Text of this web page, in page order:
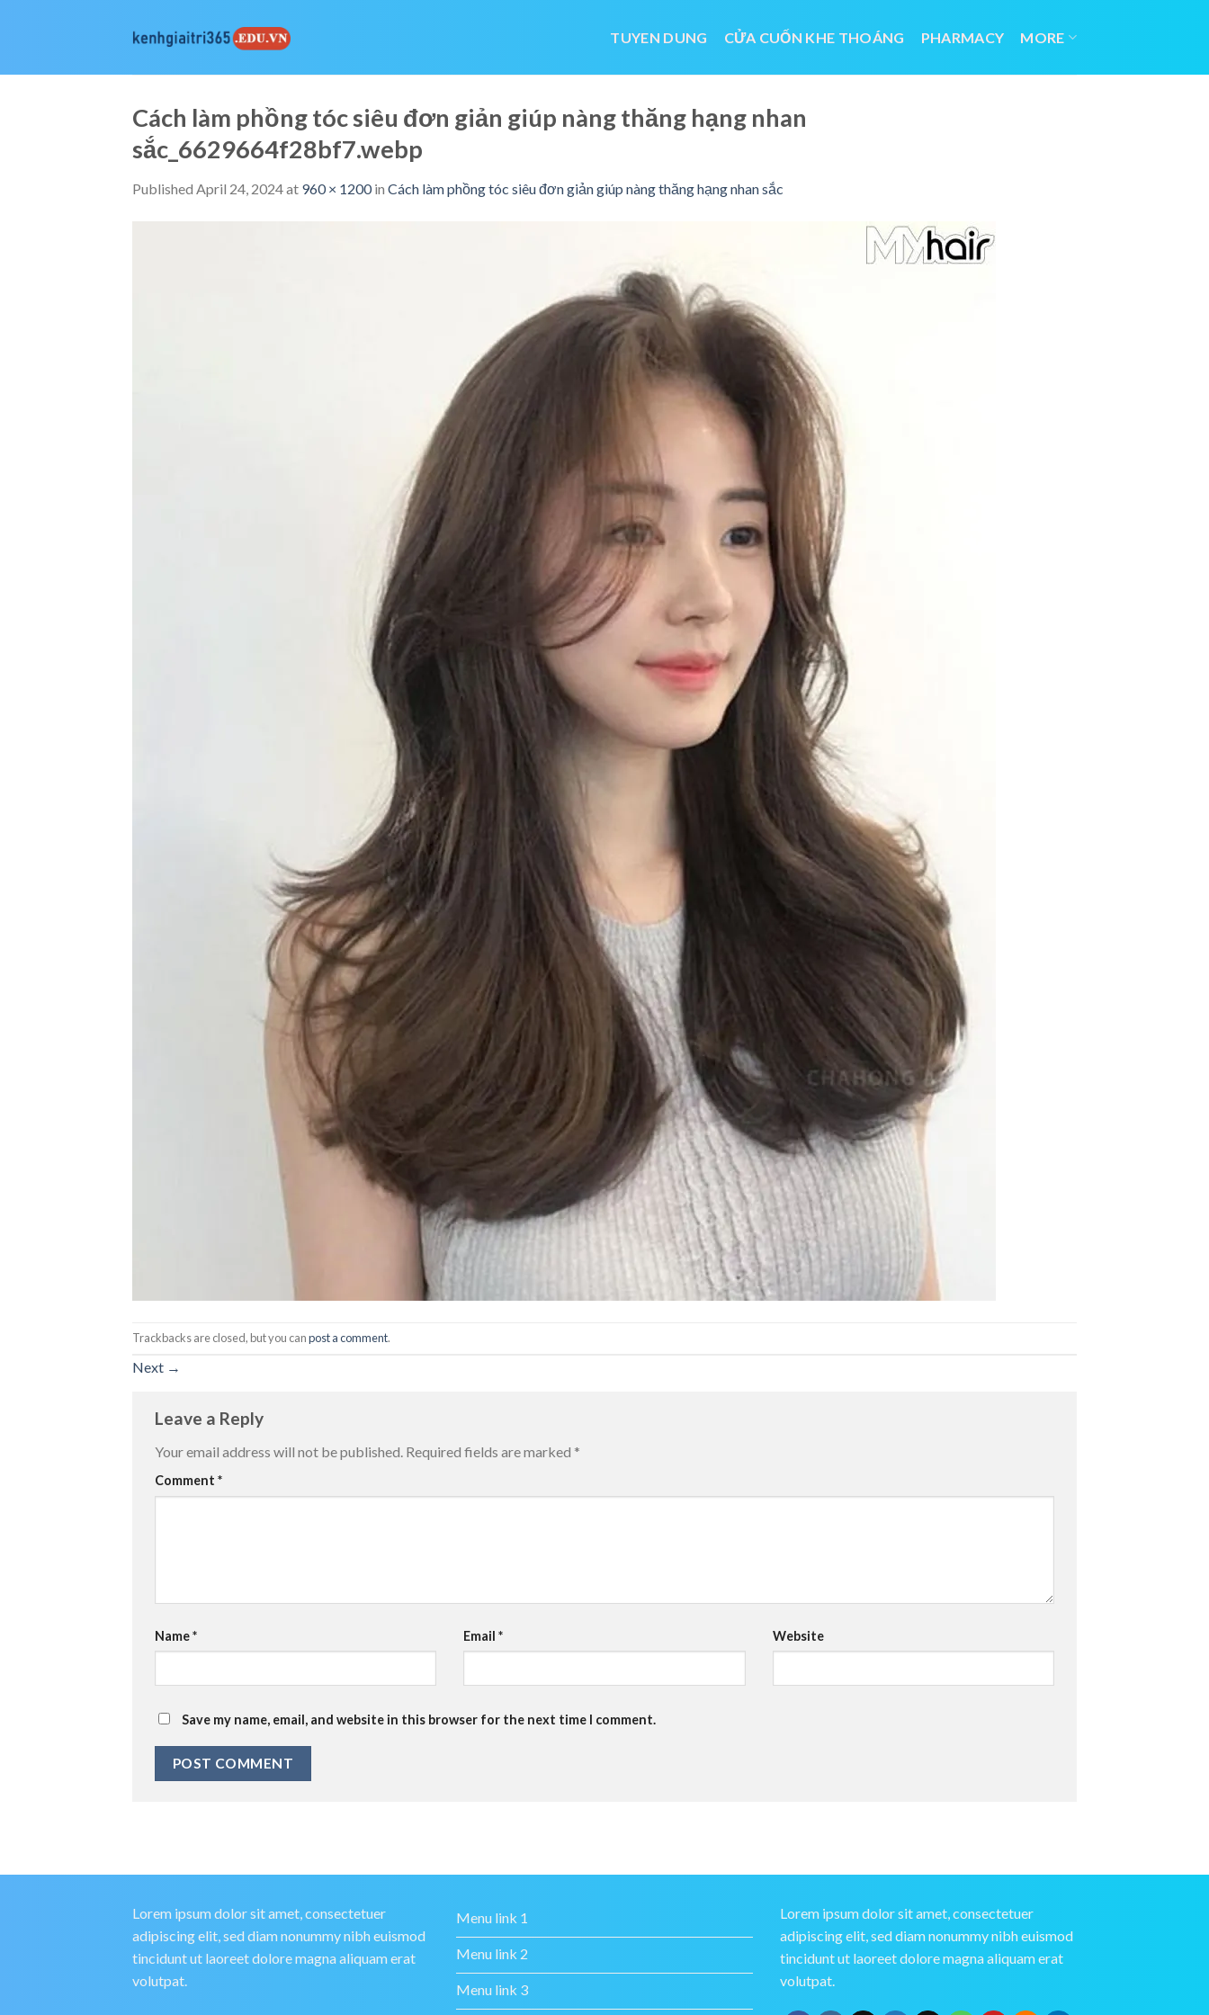
TUYEN DUNG CỬA CUỐN KHE THOÁNG PHARMACY MORE
Cách làm phồng tóc siêu đơn giản giúp nàng thăng hạng nhan
sắc_6629664f28bf7.webp
Published April 24, 2024at 960 × 1200in Cách làm phồng tóc siêu đơn giản giúp nàng thăng hạng nhan sắc
Trackbacks are closed, but you canpost a comment.
Next →
Leave a Reply
Your email address will not be published. Required fields are marked *
Comment *
Name* Email* Website
Save my name, email, and website in this browser for the next time I comment.
Lorem ipsum dolor sit amet, consectetuer
adipiscing elit, sed diam nonummy nibh euismod
tincidunt ut laoreet dolore magna aliquam erat
volutpat.
Menu link 1
Menu link 2
Menu link 3
Lorem ipsum dolor sit amet, consectetuer
adipiscing elit, sed diam nonummy nibh euismod
tincidunt ut laoreet dolore magna aliquam erat
volutpat.